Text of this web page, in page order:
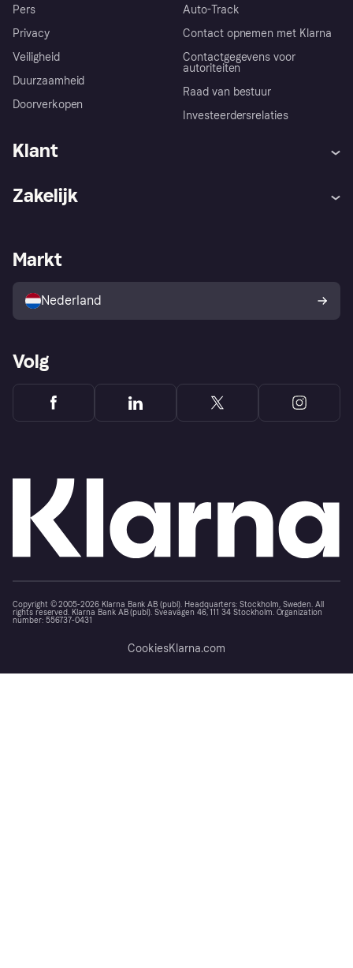
Pers
Privacy
Veiligheid
Duurzaamheid
Doorverkopen
Auto-Track
Contact opnemen met Klarna
Contactgegevens voor
autoriteiten
Raad van bestuur
Investeerdersrelaties
Klant
Winkeloverzicht
Kopersbescherming voor
consumenten
Zakelijk
Zakelijke login
Markt
Nederland
Volg
Copyright © 2005-2026 Klarna Bank AB (publ). Headquarters: Stockholm, Sweden. All
rights reserved. Klarna Bank AB (publ). Sveavägen 46, 111 34 Stockholm. Organization
number: 556737-0431
CookiesKlarna.com